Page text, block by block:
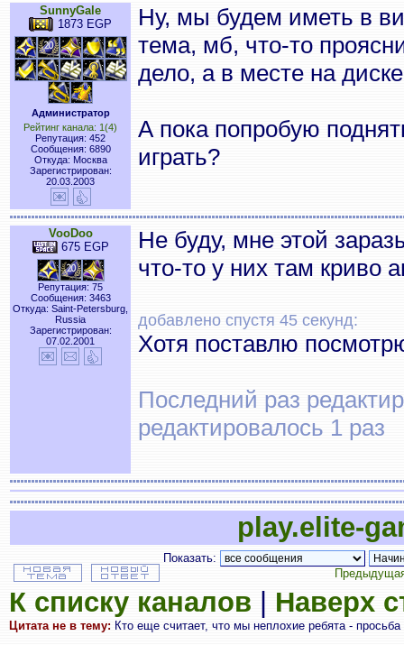
SunnyGale
1873 EGP
Администратор
Рейтинг канала: 1(4)
Репутация: 452
Сообщения: 6890
Откуда: Москва
Зарегистрирован:
20.03.2003
Ну, мы будем иметь в
тема, мб, что-то
дело, а в месте на
А пока попробую
играть?
VooDoo
675 EGP
Репутация: 75
Сообщения: 3463
Откуда: Saint-Petersburg,
Russia
Зарегистрирован:
07.02.2001
Не буду, мне этой
что-то у них там криво
добавлено спустя 45 секунд:
Хотя поставлю
Последний раз
редактировалось 1 раз
play.elite-
Показать:
К списку каналов Наверх
Цитата не в тему: Кто еще считает, что мы неплохие ребята -